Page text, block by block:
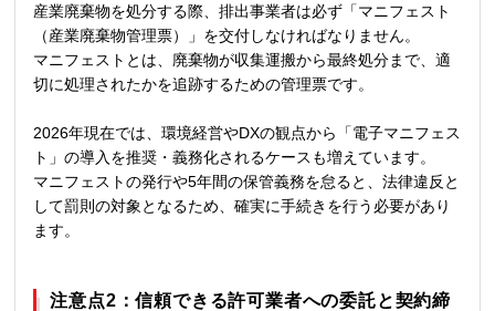
産業廃棄物を処分する際、排出事業者は必ず「マニフェスト
（産業廃棄物管理票）」を交付しなければなりません。
マニフェストとは、廃棄物が収集運搬から最終処分まで、適
切に処理されたかを追跡するための管理票です。
2026年現在では、環境経営やDXの観点から「電子マニフェス
ト」の導入を推奨・義務化されるケースも増えています。
マニフェストの発行や5年間の保管義務を怠ると、法律違反と
して罰則の対象となるため、確実に手続きを行う必要があり
ます。
注意点2：信頼できる許可業者への委託と契約締